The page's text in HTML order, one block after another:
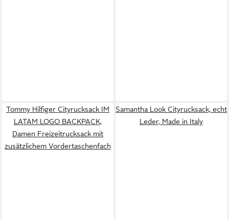
Tommy Hilfiger Cityrucksack IM
LATAM LOGO BACKPACK,
Damen Freizeitrucksack mit
zusätzlichem Vordertaschenfach
Samantha Look Cityrucksack, echt
Leder, Made in Italy